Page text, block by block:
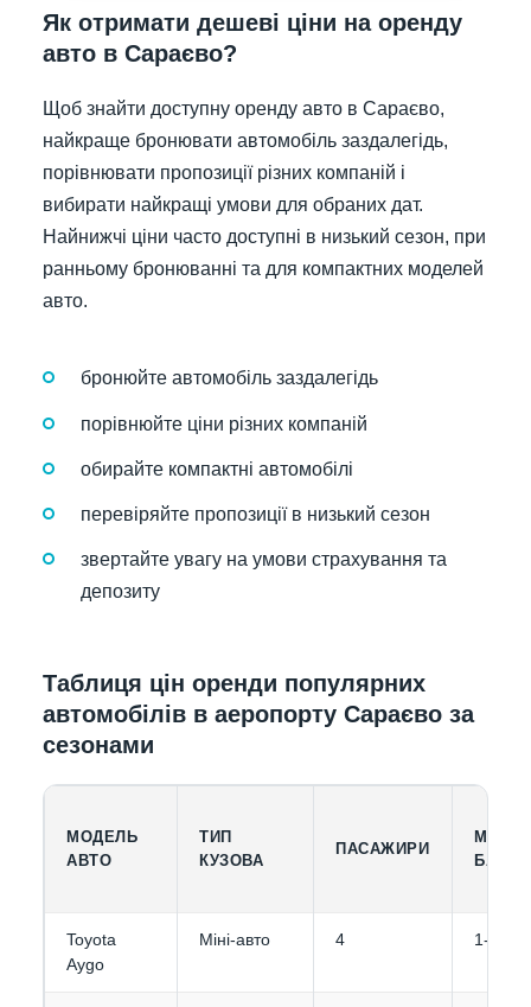
Як отримати дешеві ціни на оренду
авто в Сараєво?
Щоб знайти доступну оренду авто в Сараєво,
найкраще бронювати автомобіль заздалегідь,
порівнювати пропозиції різних компаній і
вибирати найкращі умови для обраних дат.
Найнижчі ціни часто доступні в низький сезон, при
ранньому бронюванні та для компактних моделей
авто.
бронюйте автомобіль заздалегідь
порівнюйте ціни різних компаній
обирайте компактні автомобілі
перевіряйте пропозиції в низький сезон
звертайте увагу на умови страхування та
депозиту
Таблиця цін оренди популярних
автомобілів в аеропорту Сараєво за
сезонами
МОДЕЛЬ
АВТО
ТИП
КУЗОВА
ПАСАЖИРИ
Toyota
Aygo
Міні-авто 4 1-2